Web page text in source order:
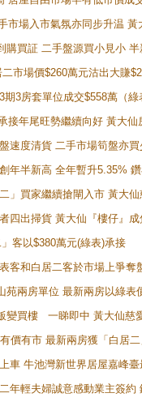
市場入市氣氛亦同步升温
購買証 二手盤源買小見小
市場價$260萬元沽出大賺
3房套單位成交$558萬（
接年尾旺勢繼續向好 黃大
速度清貨 二手市場筍盤亦
年半新高 全年暫升5.35%
」買家繼續搶閘入市 黃大
四出掃貨 黃大仙『樓仔』
客以$380萬元(綠表)承接
客和白居二客於市場上爭
兩房單位 最新兩房以綠表
變買樓 一睇即中 黃大仙慈
價有市 最新兩房獲「白居
車 牛池灣新世界居屋嘉峰
年輕夫婦誠意感動業主簽